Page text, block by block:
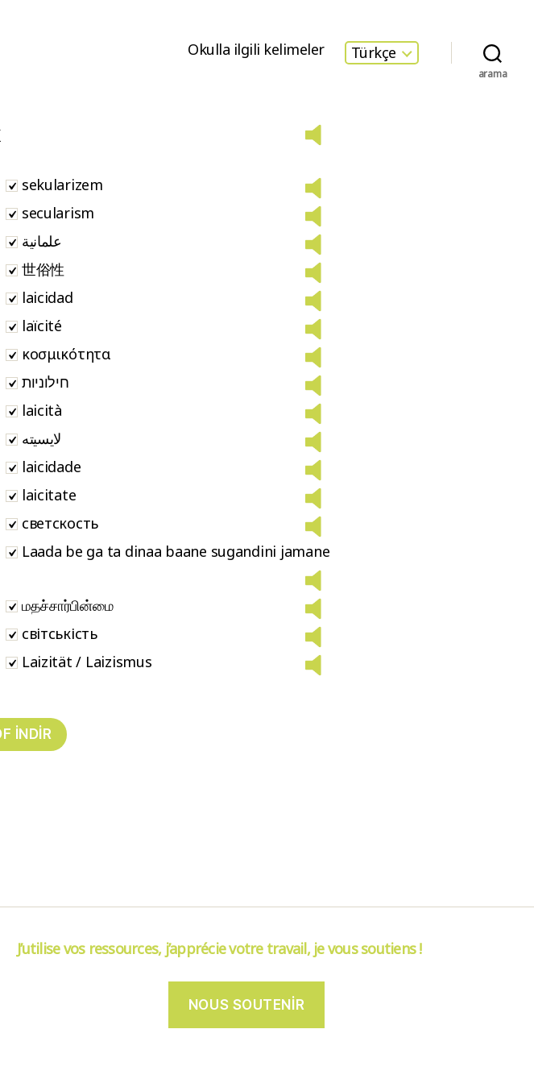
Okulla ilgili kelimeler Türkçe
arama
sekularizem
secularism
علمانية
世俗性
laicidad
laïcité
κοσμικότητα
חילוניות
laicità
لایسیته
laicidade
laicitate
светскость
Laada be ga ta dinaa baane sugandini jamane
மதச்சார்பின்மை
світськість
Laizität / Laizismus
J’utilise vos ressources, j’apprécie votre travail, je vous soutiens !
NOUS SOUTENIR